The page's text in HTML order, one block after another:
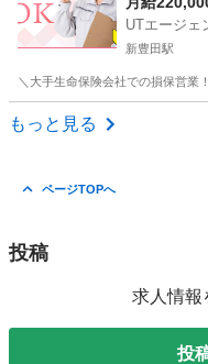
UTエージェ
新豊田駅
＼大手生命保険会社での損保営業
愛知 豊田市
もっと見る
ページTOPへ
投稿
求人情報
投